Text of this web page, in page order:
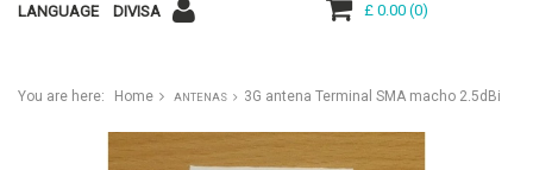
LANGUAGE DIVISA £ 0.00(0)
You are here: Home ANTENAS 3G antena Terminal SMA macho 2.5dBi